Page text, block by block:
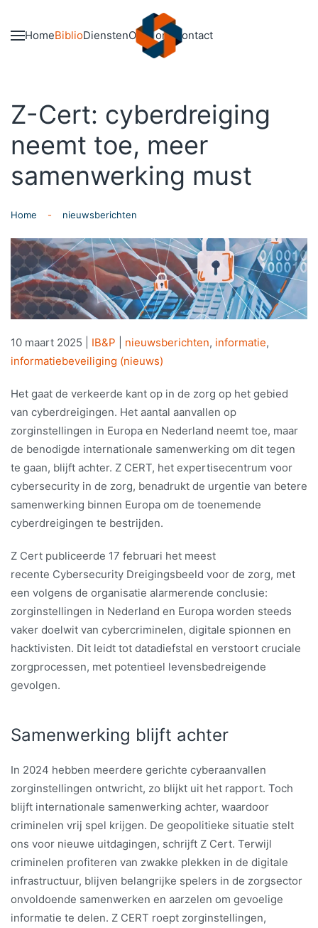
Skip to main content
HomeBiblioDienstenOver onsContact
Z-Cert: cyberdreiging
neemt toe, meer
samenwerking must
Home nieuwsberichten
10 maart 2025 IB&P nieuwsberichten, informatie,
informatiebeveiliging (nieuws)
Het gaat de verkeerde kant op in de zorg op het gebied
van cyberdreigingen. Het aantal aanvallen op
zorginstellingen in Europa en Nederland neemt toe, maar
de benodigde internationale samenwerking om dit tegen
te gaan, blijft achter. Z CERT, het expertisecentrum voor
cybersecurity in de zorg, benadrukt de urgentie van betere
samenwerking binnen Europa om de toenemende
cyberdreigingen te bestrijden.
Z Cert publiceerde 17 februari het meest
recente Cybersecurity Dreigingsbeeld voor de zorg, met
een volgens de organisatie alarmerende conclusie:
zorginstellingen in Nederland en Europa worden steeds
vaker doelwit van cybercriminelen, digitale spionnen en
hacktivisten. Dit leidt tot datadiefstal en verstoort cruciale
zorgprocessen, met potentieel levensbedreigende
gevolgen.
Samenwerking blijft achter
In 2024 hebben meerdere gerichte cyberaanvallen
zorginstellingen ontwricht, zo blijkt uit het rapport. Toch
blijft internationale samenwerking achter, waardoor
criminelen vrij spel krijgen. De geopolitieke situatie stelt
ons voor nieuwe uitdagingen, schrijft Z Cert. Terwijl
criminelen profiteren van zwakke plekken in de digitale
infrastructuur, blijven belangrijke spelers in de zorgsector
onvoldoende samenwerken en aarzelen om gevoelige
informatie te delen. Z CERT roept zorginstellingen,